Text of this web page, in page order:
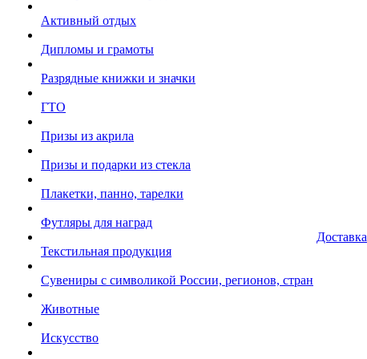
Активный отдых
Дипломы и грамоты
Разрядные книжки и значки
ГТО
Призы из акрила
Призы и подарки из стекла
Плакетки, панно, тарелки
Футляры для наград
Текстильная продукция
Сувениры с символикой России, регионов, стран
Животные
Искусство
Доставка